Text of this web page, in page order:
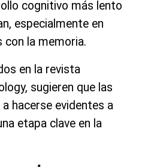
cognitivo más lento
especialmente en
con la memoria.
en la revista
sugieren que las
hacerse evidentes a
etapa clave en la